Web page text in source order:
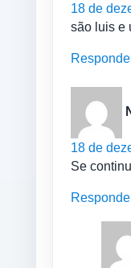
18 de
são luis e
18 de
Se